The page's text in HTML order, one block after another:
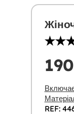
REF: